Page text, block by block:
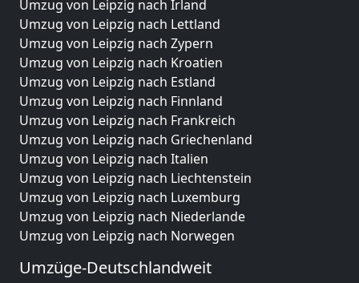
Umzug von Leipzig nach Irland
Umzug von Leipzig nach Lettland
Umzug von Leipzig nach Zypern
Umzug von Leipzig nach Kroatien
Umzug von Leipzig nach Estland
Umzug von Leipzig nach Finnland
Umzug von Leipzig nach Frankreich
Umzug von Leipzig nach Griechenland
Umzug von Leipzig nach Italien
Umzug von Leipzig nach Liechtenstein
Umzug von Leipzig nach Luxemburg
Umzug von Leipzig nach Niederlande
Umzug von Leipzig nach Norwegen
Umzüge-Deutschlandweit